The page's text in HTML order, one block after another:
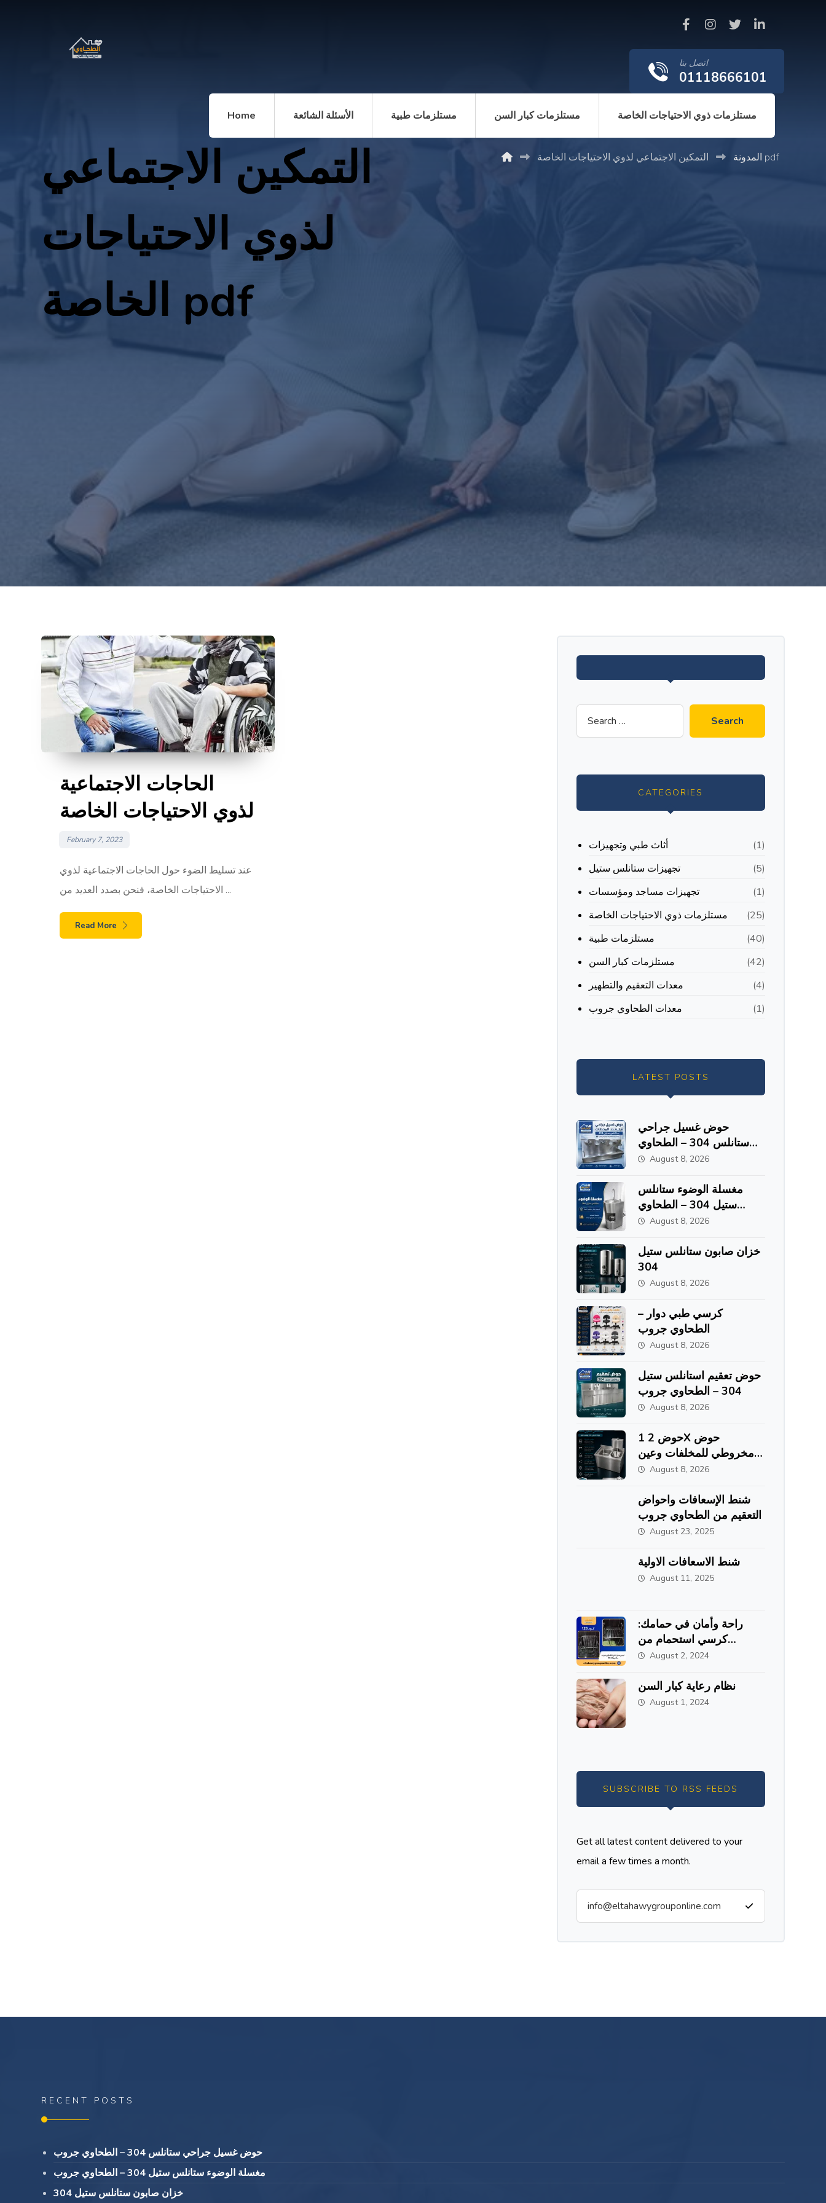
اتصل بنا
01118666101
Home الأسئلة الشائعة مستلزمات طبية مستلزمات كبار السن مستلزمات ذوي الاحتياجات الخاصة
التمكين الاجتماعي
لذوي الاحتياجات
الخاصة pdf
المدونة التمكين الاجتماعي لذوي الاحتياجات الخاصة pdf
الحاجات الاجتماعية
لذوي الاحتياجات الخاصة
February 7, 2023
عند تسليط الضوء حول الحاجات الاجتماعية لذوي
الاحتياجات الخاصة، فنحن بصدد العديد من ...
Read More
CATEGORIES
أثاث طبي وتجهيزات
(1)
تجهيزات ستانلس ستيل
(5)
تجهيزات مساجد ومؤسسات
(1)
مستلزمات ذوي الاحتياجات الخاصة
(25)
مستلزمات طبية
(40)
مستلزمات كبار السن
(42)
معدات التعقيم والتطهير
(4)
معدات الطحاوي جروب
(1)
LATEST POSTS
حوض غسيل جراحي
ستانلس 304 – الطحاوي
جروب
August 8, 2026
مغسلة الوضوء ستانلس
ستيل 304 – الطحاوي
جروب
August 8, 2026
خزان صابون ستانلس ستيل
304
August 8, 2026
كرسي طبي دوار –
الطحاوي جروب
August 8, 2026
حوض تعقيم استانلس ستيل
304 – الطحاوي جروب
August 8, 2026
حوض 2 1X حوض
مخروطي للمخلفات وعين
تعقيمAugust 8, 2026
شنط الإسعافات واحواض
التعقيم من الطحاوي جروب
August 23, 2025
شنط الاسعافات الاولية
August 11, 2025
راحة وأمان في حمامك:
كرسي استحمام من
الاستانلس ستيل من
August 2, 2024
نظام رعاية كبار السن
August 1, 2024
SUBSCRIBE TO RSS FEEDS
Get all latest content delivered to your
email a few times a month.
RECENT POSTS
حوض غسيل جراحي ستانلس 304 – الطحاوي جروب
مغسلة الوضوء ستانلس ستيل 304 – الطحاوي جروب
خزان صابون ستانلس ستيل 304